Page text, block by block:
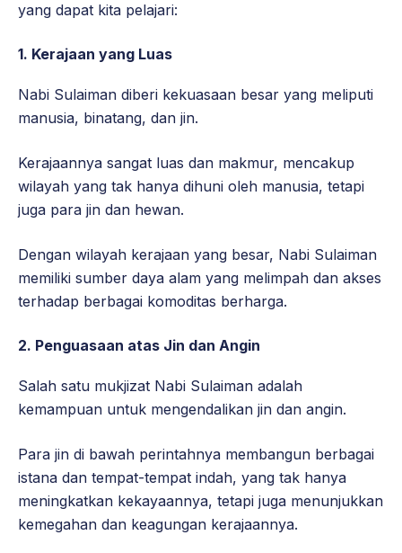
yang dapat kita pelajari:
1. Kerajaan yang Luas
Nabi Sulaiman diberi kekuasaan besar yang meliputi
manusia, binatang, dan jin.
Kerajaannya sangat luas dan makmur, mencakup
wilayah yang tak hanya dihuni oleh manusia, tetapi
juga para jin dan hewan.
Dengan wilayah kerajaan yang besar, Nabi Sulaiman
memiliki sumber daya alam yang melimpah dan akses
terhadap berbagai komoditas berharga.
2. Penguasaan atas Jin dan Angin
Salah satu mukjizat Nabi Sulaiman adalah
kemampuan untuk mengendalikan jin dan angin.
Para jin di bawah perintahnya membangun berbagai
istana dan tempat-tempat indah, yang tak hanya
meningkatkan kekayaannya, tetapi juga menunjukkan
kemegahan dan keagungan kerajaannya.